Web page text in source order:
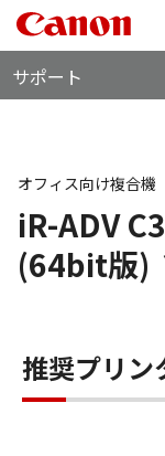
サポート
iR-ADV
(64bit版)
オフィス向け複合機
推奨プリン